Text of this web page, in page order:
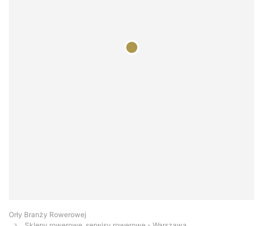
Orły Branży Rowerowej